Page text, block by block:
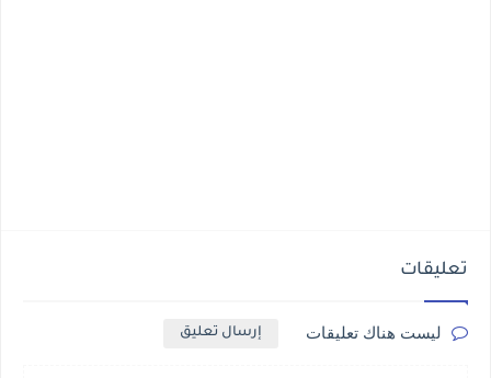
تعليقات
ليست هناك تعليقات إرسال تعليق